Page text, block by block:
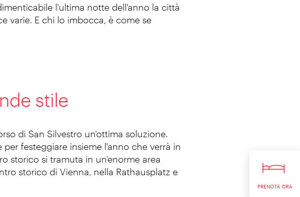
PRENOTA ORA
l'ultima notte dell'anno la città
varie. E chi lo imbocca, è come se
stile
di San Silvestro un'ottima soluzione.
festeggiare insieme l'anno che verrà in
storico si tramuta in un'enorme area
storico di Vienna, nella Rathausplatz e